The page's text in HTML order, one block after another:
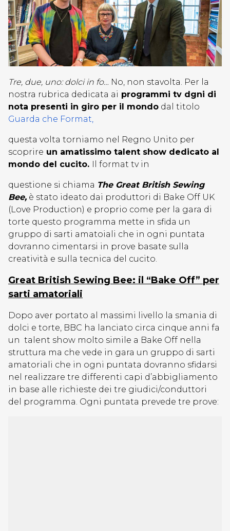
Tre, due, uno: dolci in fo… No, non stavolta. Per la
nostra rubrica dedicata ai programmi tv dgni di
nota presenti in giro per il mondo dal titolo
Guarda che Format,
questa volta torniamo nel Regno Unito per
scoprire un amatissimo talent show dedicato al
mondo del cucito. Il format tv in
questione si chiama The Great British Sewing
Bee, è stato ideato dai produttori di Bake Off UK
(Love Production) e proprio come per la gara di
torte questo programma mette in sfida un
gruppo di sarti amatoiali che in ogni puntata
dovranno cimentarsi in prove basate sulla
creatività e sulla tecnica del cucito.
Great British Sewing Bee: il “Bake Off” per
sarti amatoriali
Dopo aver portato al massimi livello la smania di
dolci e torte, BBC ha lanciato circa cinque anni fa
un talent show molto simile a Bake Off nella
struttura ma che vede in gara un gruppo di sarti
amatoriali che in ogni puntata dovranno sfidarsi
nel realizzare tre differenti capi d’abbigliamento
in base alle richieste dei tre giudici/conduttori
del programma. Ogni puntata prevede tre prove: